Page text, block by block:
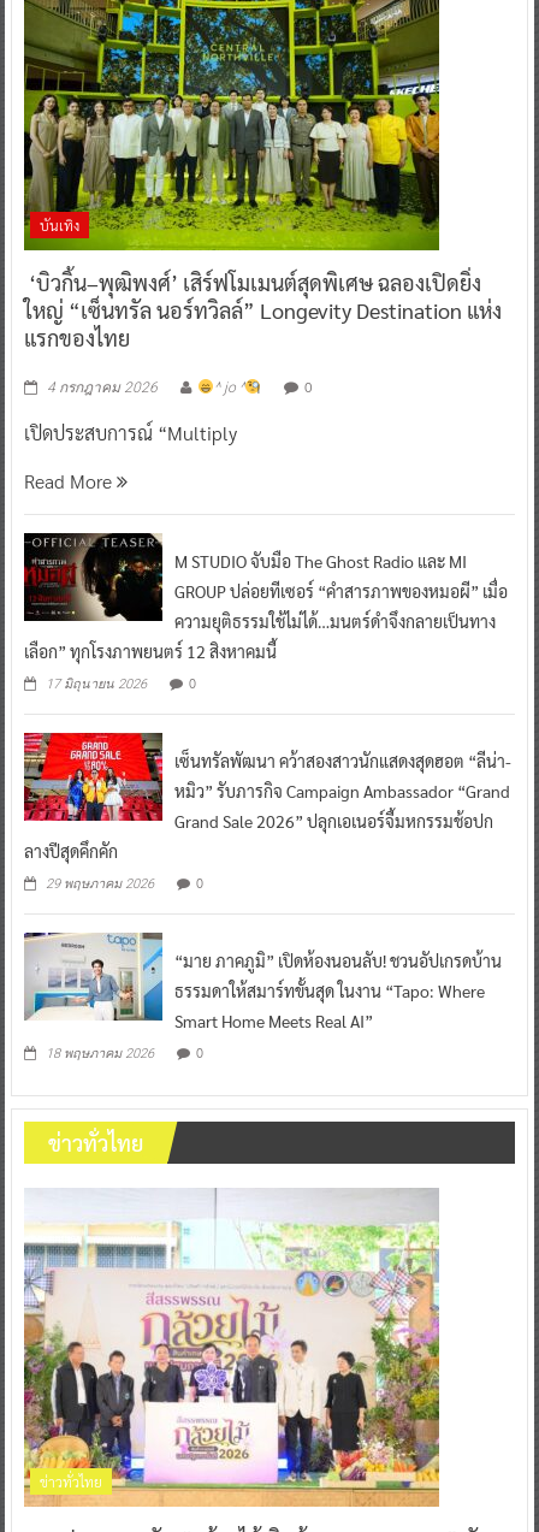
บันเทิง
‘บิวกิ้น–พุฒิพงศ์’ เสิร์ฟโมเมนต์สุดพิเศษ ฉลองเปิดยิ่ง
ใหญ่ “เซ็นทรัล นอร์ทวิลล์” Longevity Destination แห่ง
แรกของไทย
4 กรกฎาคม 2026 ^ jo ^ 0
เปิดประสบการณ์ “Multiply
Read More
M STUDIO จับมือ The Ghost Radio และ MI
GROUP ปล่อยทีเซอร์ “คำสารภาพของหมอผี” เมื่อ
ความยุติธรรมใช้ไม่ได้…มนตร์ดำจึงกลายเป็นทาง
เลือก” ทุกโรงภาพยนตร์ 12 สิงหาคมนี้
17 มิถุนายน 2026 0
เซ็นทรัลพัฒนา คว้าสองสาวนักแสดงสุดฮอต “ลีน่า-
หมิว” รับภารกิจ Campaign Ambassador “Grand
Grand Sale 2026” ปลุกเอเนอร์จี้มหกรรมช้อปก
ลางปีสุดคึกคัก
29 พฤษภาคม 2026 0
“มาย ภาคภูมิ” เปิดห้องนอนลับ! ชวนอัปเกรดบ้าน
ธรรมดาให้สมาร์ทขั้นสุด ในงาน “Tapo: Where
Smart Home Meets Real AI”
18 พฤษภาคม 2026 0
ข่าวทั่วไทย
ข่าวทั่วไทย